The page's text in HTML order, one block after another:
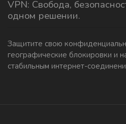
VPN: Свобода,
одном решении.
Защитите свою
географические блокировки и
стабильным интернет-